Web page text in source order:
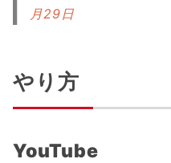
月29日
やり方
YouTube